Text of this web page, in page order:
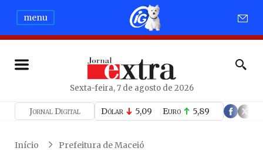
menu
Sexta-feira, 7 de agosto de 2026
Jornal Digital Dólar 5,09 Euro 5,89
Início Prefeitura de Maceió